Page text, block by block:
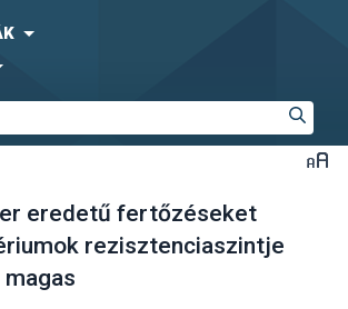
eredetű fertőzéseket
rezisztenciaszintje